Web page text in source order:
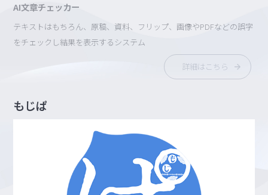
AI文章チェッカー
テキストはもちろん、原稿、資料、フリップ、画像やPDFなどの誤字
をチェックし結果を表示するシステム
詳細はこちら
もじぱ